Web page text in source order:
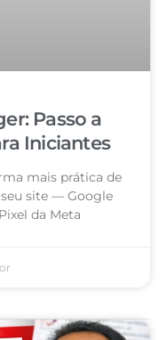
Passo a
Iniciantes
mais prática de
site — Google
da Meta